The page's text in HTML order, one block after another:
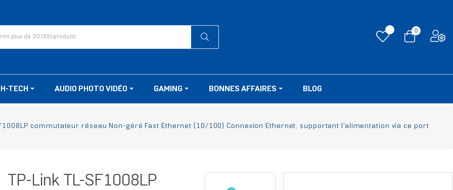
0
TECH AUDIO PHOTO VIDÉO GAMING BONNES AFFAIRES BLOG
commutateur réseau Non-géré Fast Ethernet (10/100) Connexion Ethernet, supportant l'alimentation via ce port
TP-Link TL-SF1008LP